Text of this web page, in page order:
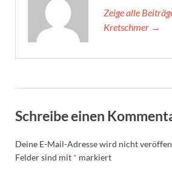
Zeige alle
Kretschmer →
Schreibe einen
Deine E-Mail-Adresse wird nicht
Felder sind mit * markiert